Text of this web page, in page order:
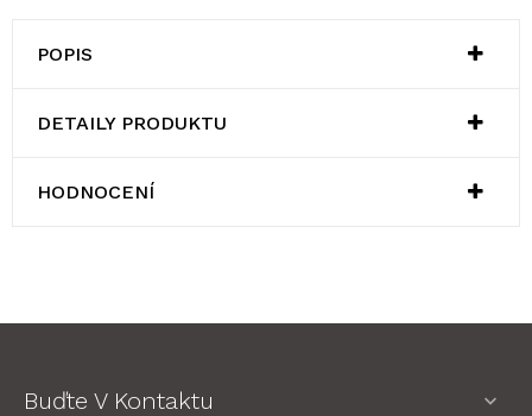
POPIS
DETAILY PRODUKTU
HODNOCENÍ
Buďte V Kontaktu 